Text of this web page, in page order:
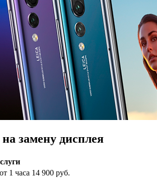
замену дисплея
1 часа 14 900 руб.